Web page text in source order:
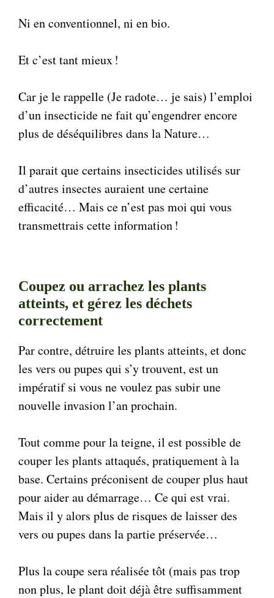
Ni en conventionnel, ni en bio.
Et c’est tant mieux !
Car je le rappelle (Je radote… je sais) l’emploi
d’un insecticide ne fait qu’engendrer encore
plus de déséquilibres dans la Nature…
Il parait que certains insecticides utilisés sur
d’autres insectes auraient une certaine
efficacité… Mais ce n’est pas moi qui vous
transmettrais cette information !
Coupez ou arrachez les plants
atteints, et gérez les déchets
correctement
Par contre, détruire les plants atteints, et donc
les vers ou pupes qui s’y trouvent, est un
impératif si vous ne voulez pas subir une
nouvelle invasion l’an prochain.
Tout comme pour la teigne, il est possible de
couper les plants attaqués, pratiquement à la
base. Certains préconisent de couper plus haut
pour aider au démarrage… Ce qui est vrai.
Mais il y alors plus de risques de laisser des
vers ou pupes dans la partie préservée…
Plus la coupe sera réalisée tôt (mais pas trop
non plus, le plant doit déjà être suffisamment